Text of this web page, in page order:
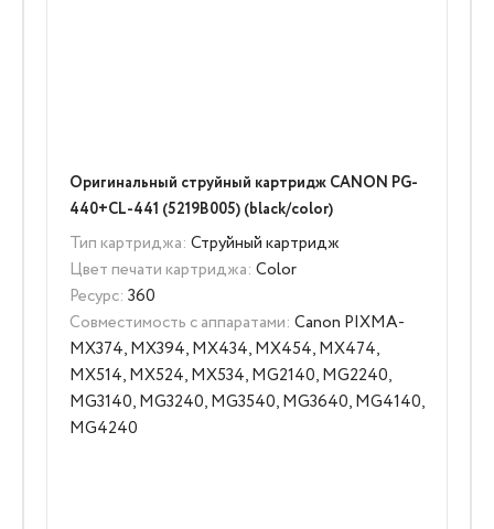
Оригинальный струйный картридж CANON PG-
440+CL-441 (5219B005) (black/color)
Тип картриджа: Струйный картридж
Цвет печати картриджа: Color
Ресурс: 360
Совместимость с аппаратами: Canon PIXMA-
MX374, MX394, MX434, MX454, MX474,
MX514, MX524, MX534, MG2140, MG2240,
MG3140, MG3240, MG3540, MG3640, MG4140,
MG4240